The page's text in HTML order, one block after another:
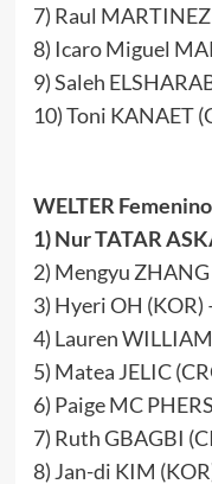
7) Raul
8) Icaro Miguel
9) Saleh
10) Toni KANAET
WELTER
1) Nur TATAR
2) Mengyu
3) Hyeri OH (KOR)
4) Lauren
5) Matea JELIC
6) Paige MC
7) Ruth GBAGBI
8) Jan-di KIM